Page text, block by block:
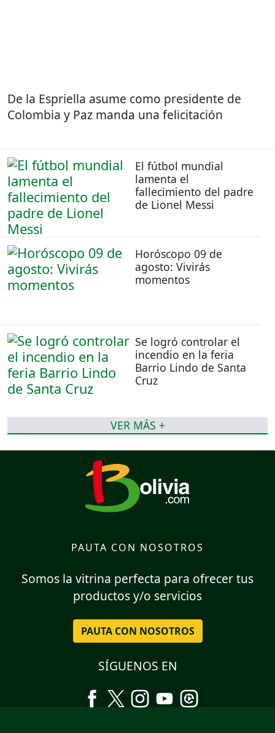
De la Espriella asume como presidente de
Colombia y Paz manda una felicitación
El fútbol mundial
lamenta el
fallecimiento del padre
de Lionel Messi
Horóscopo 09 de
agosto: Vivirás
momentos
Se logró controlar el
incendio en la feria
Barrio Lindo de Santa
Cruz
VER MÁS +
PAUTA CON NOSOTROS
Somos la vitrina perfecta para ofrecer tus
productos y/o servicios
PAUTA CON NOSOTROS
SÍGUENOS EN